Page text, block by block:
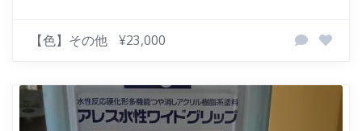
【色】その他 ¥23,000